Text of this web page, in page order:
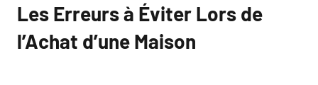
Les Erreurs à Éviter Lors de
l’Achat d’une Maison